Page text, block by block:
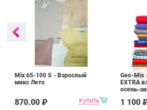
Купить
Mix 65-100 S - Взрослый
микс Лето
870.00 ₽
Geo-Mix
EXTRA
осень-
1 100